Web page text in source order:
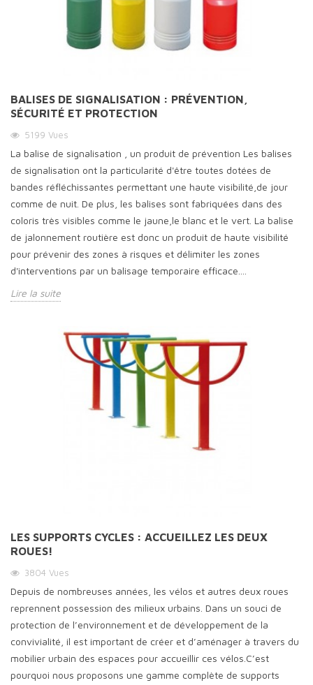
BALISES DE SIGNALISATION : PRÉVENTION,
SÉCURITÉ ET PROTECTION
5199 Vues
La balise de signalisation , un produit de prévention Les balises
de signalisation ont la particularité d'être toutes dotées de
bandes réfléchissantes permettant une haute visibilité,de jour
comme de nuit. De plus, les balises sont fabriquées dans des
coloris très visibles comme le jaune,le blanc et le vert. La balise
de jalonnement routière est donc un produit de haute visibilité
pour prévenir des zones à risques et délimiter les zones
d'interventions par un balisage temporaire efficace....
Lire la suite
LES SUPPORTS CYCLES : ACCUEILLEZ LES DEUX
ROUES!
3804 Vues
Depuis de nombreuses années, les vélos et autres deux roues
reprennent possession des milieux urbains. Dans un souci de
protection de l’environnement et de développement de la
convivialité, il est important de créer et d’aménager à travers du
mobilier urbain des espaces pour accueillir ces vélos.C’est
pourquoi nous proposons une gamme complète de supports